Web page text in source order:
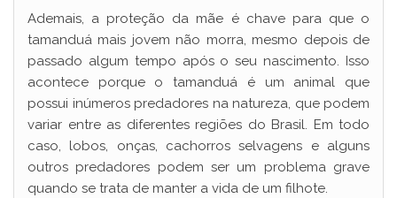
o
Ademais, a proteção da mãe é chave para que o
tamanduá mais jovem não morra, mesmo depois de
passado algum tempo após o seu nascimento. Isso
acontece porque o tamanduá é um animal que
possui inúmeros predadores na natureza, que podem
variar entre as diferentes regiões do Brasil. Em todo
caso, lobos, onças, cachorros selvagens e alguns
outros predadores podem ser um problema grave
quando se trata de manter a vida de um filhote.